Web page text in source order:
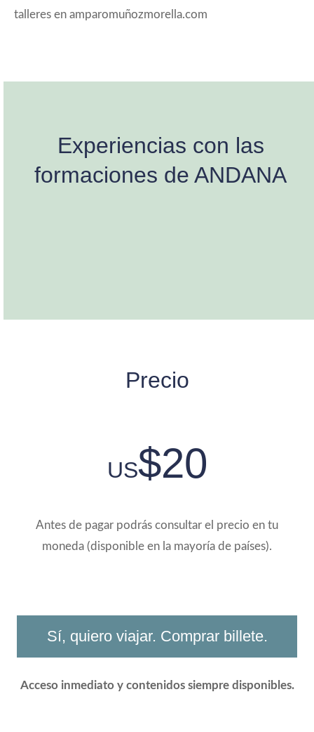
talleres en amparomuñozmorella.com
Experiencias con las
formaciones de ANDANA
Precio
US$20
Antes de pagar podrás consultar el precio en tu
moneda (disponible en la mayoría de países).
Sí, quiero viajar. Comprar billete.
Acceso inmediato y contenidos siempre disponibles.